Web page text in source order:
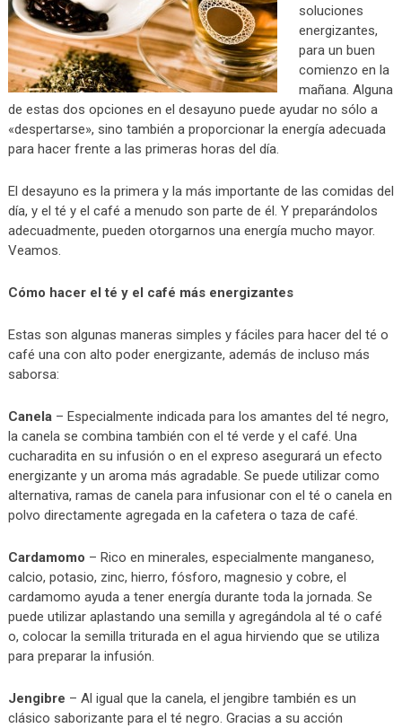
soluciones
energizantes,
para un buen
comienzo en la
mañana. Alguna
de estas dos opciones en el desayuno puede ayudar no sólo a
«despertarse», sino también a proporcionar la energía adecuada
para hacer frente a las primeras horas del día.
El desayuno es la primera y la más importante de las comidas del
día, y el té y el café a menudo son parte de él. Y preparándolos
adecuadmente, pueden otorgarnos una energía mucho mayor.
Veamos.
Cómo hacer el té y el café más energizantes
Estas son algunas maneras simples y fáciles para hacer del té o
café una con alto poder energizante, además de incluso más
saborsa:
Canela– Especialmente indicada para los amantes del té negro,
la canela se combina también con el té verde y el café. Una
cucharadita en su infusión o en el expreso asegurará un efecto
energizante y un aroma más agradable. Se puede utilizar como
alternativa, ramas de canela para infusionar con el té o canela en
polvo directamente agregada en la cafetera o taza de café.
Cardamomo – Rico en minerales, especialmente manganeso,
calcio, potasio, zinc, hierro, fósforo, magnesio y cobre, el
cardamomo ayuda a tener energía durante toda la jornada. Se
puede utilizar aplastando una semilla y agregándola al té o café
o, colocar la semilla triturada en el agua hirviendo que se utiliza
para preparar la infusión.
Jengibre – Al igual que la canela, el jengibre también es un
clásico saborizante para el té negro. Gracias a su acción